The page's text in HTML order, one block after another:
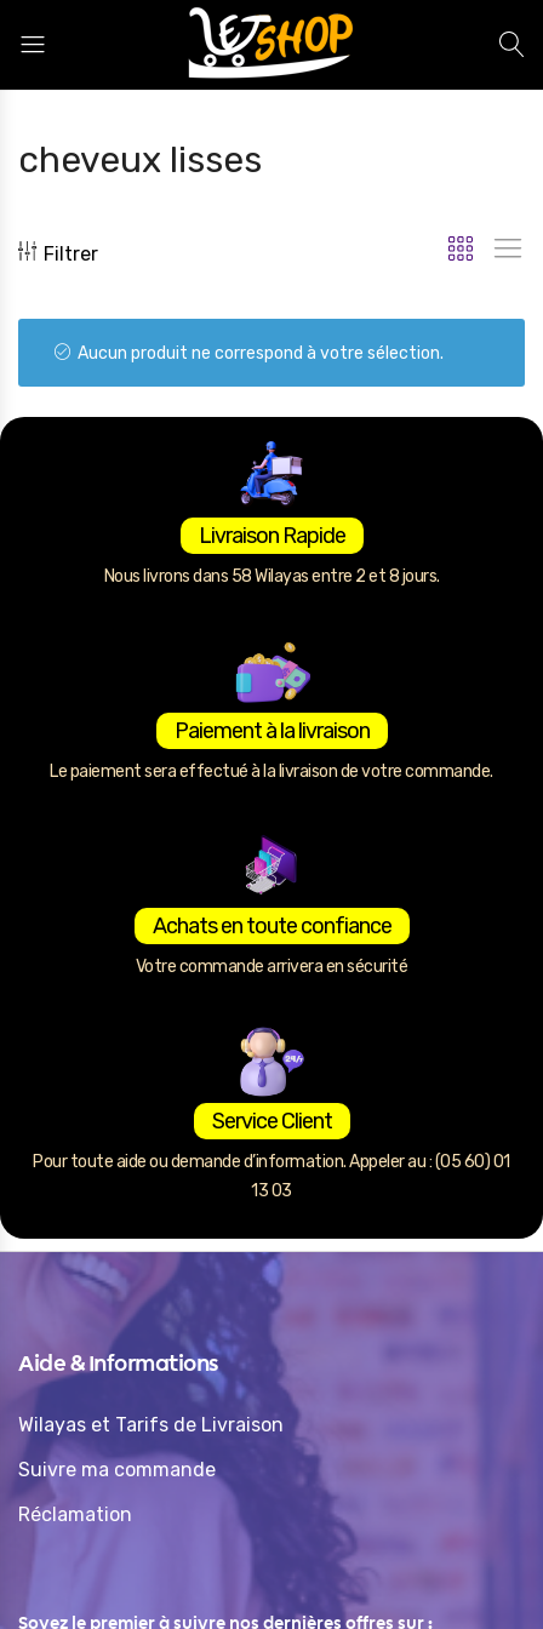
cheveux lisses
Filtrer
Aucun produit ne correspond à votre sélection.
Livraison Rapide
Nous livrons dans 58 Wilayas entre 2 et 8 jours.
Paiement à la livraison
Le paiement sera effectué à la livraison de votre commande.
Achats en toute confiance
Votre commande arrivera en sécurité
Service Client
Pour toute aide ou demande d’information. Appeler au : (05 60) 01
13 03
Aide & Informations
Wilayas et Tarifs de Livraison
Suivre ma commande
Réclamation
Soyez le premier à suivre nos dernières offres sur :